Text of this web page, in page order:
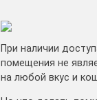
При наличии
помещения не
на любой вкус и